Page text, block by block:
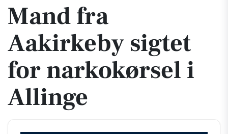
Mand fra
Aakirkeby sigtet
for narkokørsel i
Allinge